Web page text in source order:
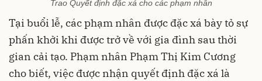
Trao Quyết định đặc xá cho các phạm nhân
Tại buổi lễ, các phạm nhân được đặc xá bày tỏ sự
phấn khởi khi được trở về với gia đình sau thời
gian cải tạo. Phạm nhân Phạm Thị Kim Cương
cho biết, việc được nhận quyết định đặc xá là